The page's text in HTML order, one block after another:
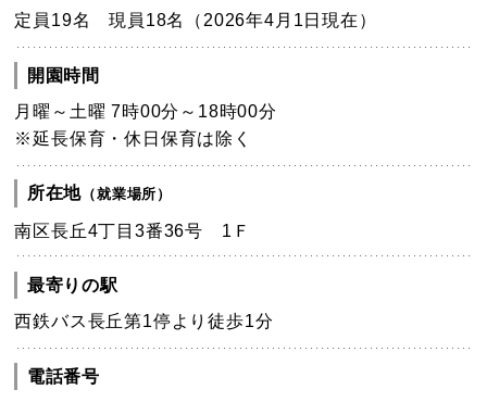
定員19名 現員18名（2026年4月1日現在）
開園時間
月曜～土曜 7時00分～18時00分
※延長保育・休日保育は除く
所在地 （就業場所）
南区長丘4丁目3番36号 1Ｆ
最寄りの駅
西鉄バス長丘第1停より徒歩1分
電話番号